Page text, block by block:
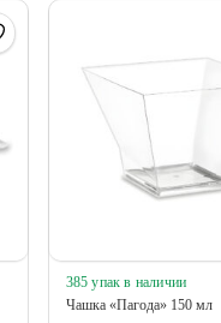
385 упак в наличии
Чашка «Пагода» 150 мл